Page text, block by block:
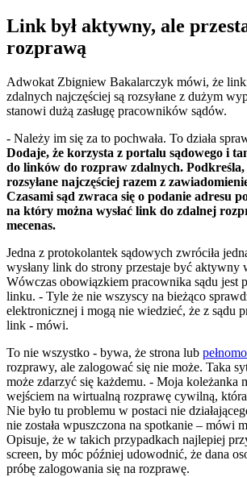
Link był aktywny, ale
rozprawą
Adwokat Zbigniew Bakalarczyk mówi, że
zdalnych najczęściej są rozsyłane z dużym
stanowi dużą zasługę pracowników sądów.
- Należy im się za to pochwała. To działa
Dodaje, że korzysta z portalu sądowego i
do linków do rozpraw zdalnych.
rozsyłane najczęściej razem z
Czasami sąd zwraca się o podanie adresu
na który można wysłać link do zdalnej
mecenas.
Jedna z protokolantek sądowych zwróciła
wysłany link do strony przestaje być aktywny
Wówczas obowiązkiem pracownika sądu jest
linku. - Tyle że nie wszyscy na bieżąco
elektronicznej i mogą nie wiedzieć, że z sądu
link - mówi.
To nie wszystko - bywa, że strona lub
rozprawy, ale zalogować się nie może. Taka
może zdarzyć się każdemu. - Moja koleżanka
wejściem na wirtualną rozprawę cywilną, która
Nie było tu problemu w postaci nie
nie została wpuszczona na spotkanie – mówi
Opisuje, że w takich przypadkach najlepiej
screen, by móc później udowodnić, że dana
próbę zalogowania się na rozprawę.